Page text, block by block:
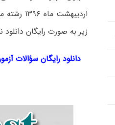
زیر به صورت رایگان دانلود
دانلود رایگان سؤالات آزمون